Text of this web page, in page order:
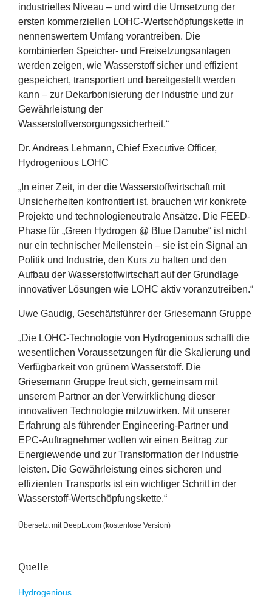
industrielles Niveau – und wird die Umsetzung der
ersten kommerziellen LOHC-Wertschöpfungskette in
nennenswertem Umfang vorantreiben. Die
kombinierten Speicher- und Freisetzungsanlagen
werden zeigen, wie Wasserstoff sicher und effizient
gespeichert, transportiert und bereitgestellt werden
kann – zur Dekarbonisierung der Industrie und zur
Gewährleistung der
Wasserstoffversorgungssicherheit.“
Dr. Andreas Lehmann, Chief Executive Officer,
Hydrogenious LOHC
„ In einer Zeit, in der die Wasserstoffwirtschaft mit
Unsicherheiten konfrontiert ist, brauchen wir konkrete
Projekte und technologieneutrale Ansätze. Die FEED-
Phase für „Green Hydrogen @ Blue Danube“ ist nicht
nur ein technischer Meilenstein – sie ist ein Signal an
Politik und Industrie, den Kurs zu halten und den
Aufbau der Wasserstoffwirtschaft auf der Grundlage
innovativer Lösungen wie LOHC aktiv voranzutreiben.“
Uwe Gaudig, Geschäftsführer der Griesemann Gruppe
„Die LOHC-Technologie von Hydrogenious schafft die
wesentlichen Voraussetzungen für die Skalierung und
Verfügbarkeit von grünem Wasserstoff. Die
Griesemann Gruppe freut sich, gemeinsam mit
unserem Partner an der Verwirklichung dieser
innovativen Technologie mitzuwirken. Mit unserer
Erfahrung als führender Engineering-Partner und
EPC-Auftragnehmer wollen wir einen Beitrag zur
Energiewende und zur Transformation der Industrie
leisten. Die Gewährleistung eines sicheren und
effizienten Transports ist ein wichtiger Schritt in der
Wasserstoff-Wertschöpfungskette.“
Übersetzt mit DeepL​.com (kostenlose Version)
Quelle
Hydrogenious